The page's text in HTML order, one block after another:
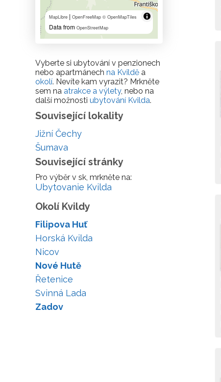
MapLibre | OpenFreeMap © OpenMapTiles
Data from OpenStreetMap
Vyberte si ubytování v penzionech
nebo apartmánech na Kvildě a
okolí. Nevíte kam vyrazit? Mrkněte
sem na atrakce a výlety, nebo na
další možnosti ubytování Kvilda.
Související lokality
Jižní Čechy
Šumava
Související stránky
Pro výběr v sk, mrkněte na:
Ubytovanie Kvilda
Okolí Kvildy
Filipova Huť
Horská Kvilda
Nicov
Nové Hutě
Řetenice
Svinná Lada
Zadov